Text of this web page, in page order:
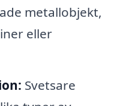
metallobjekt,
eller
Svetsare